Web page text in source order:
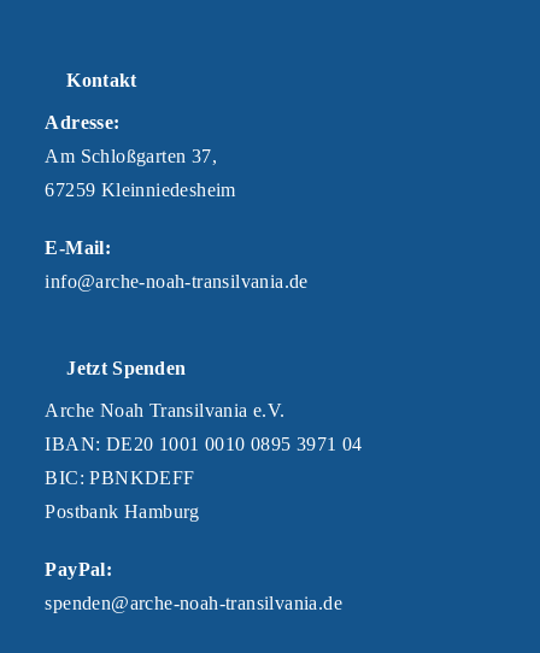
Kontakt
Adresse:
Am Schloßgarten 37,
67259 Kleinniedesheim
E-Mail:
info@arche-noah-transilvania.de
Jetzt Spenden
Arche Noah Transilvania e.V.
IBAN: DE20 1001 0010 0895 3971 04
BIC: PBNKDEFF
Postbank Hamburg
PayPal:
spenden@arche-noah-transilvania.de